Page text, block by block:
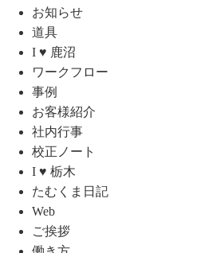
お知らせ
道具
I ♥ 鹿沼
ワークフロー
事例
お客様紹介
社内行事
校正ノート
I ♥ 栃木
たむくま日記
Web
ご挨拶